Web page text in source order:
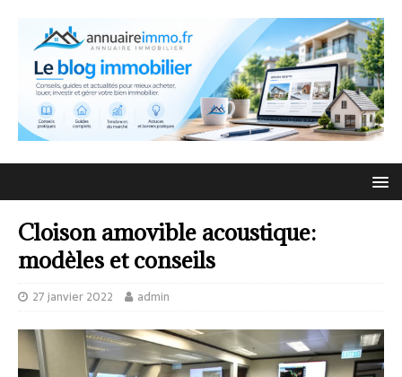
Cloison amovible acoustique:
modèles et conseils
27 janvier 2022 admin